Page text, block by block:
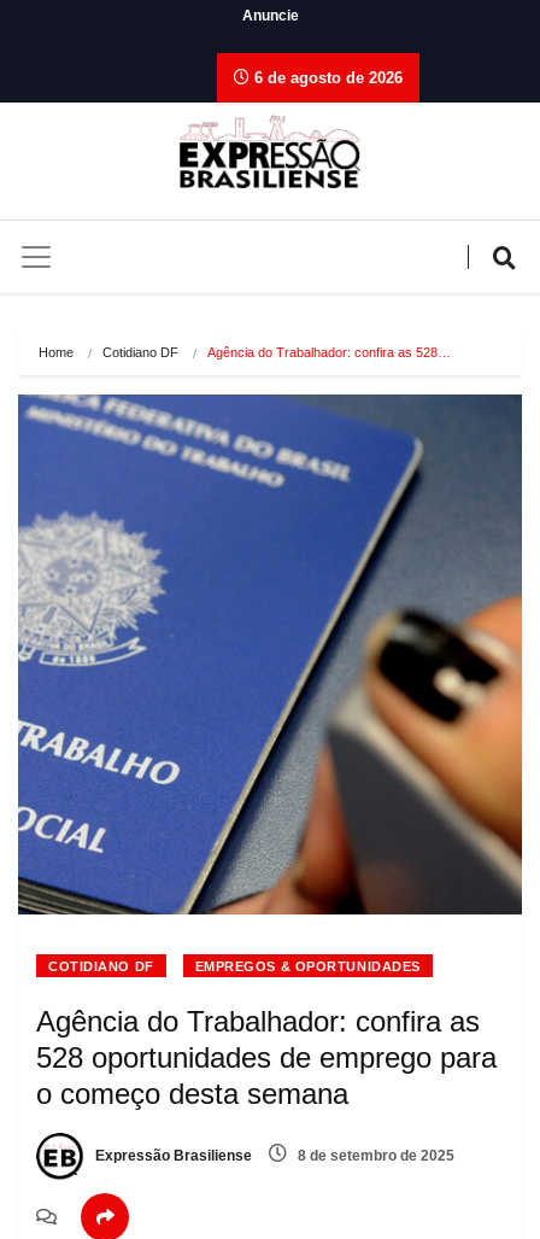
Anuncie
6 de agosto de 2026
Home Cotidiano DF Agência do Trabalhador: confira as 528…
COTIDIANO DF EMPREGOS & OPORTUNIDADES
Agência do Trabalhador: confira as
528 oportunidades de emprego para
o começo desta semana
Expressão Brasiliense 8 de setembro de 2025